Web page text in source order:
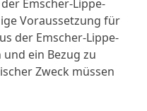
Emscher-Lippe-
Voraussetzung für
der Emscher-Lippe-
ein Bezug zu
Zweck müssen